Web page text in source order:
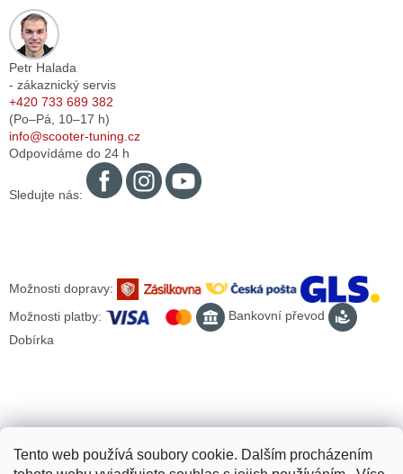
Tento web používá soubory cookie. Dalším procházením
Petr Halada
- zákaznický servis
+420 733 689 382
(Po–Pá, 10–17 h)
info@scooter-tuning.cz
Odpovídáme do 24 h
Sledujte nás:
Možnosti dopravy:
Možnosti platby:
Bankovní převod
Dobírka